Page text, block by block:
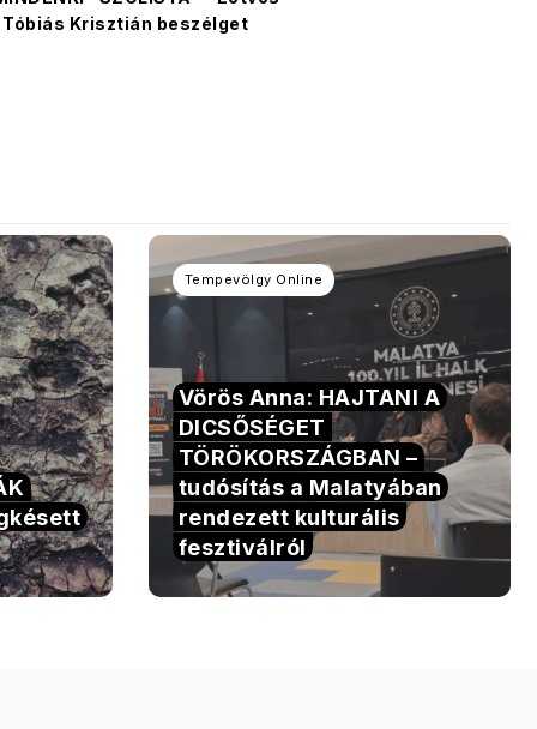
Krisztián beszélget
Tempevölgy Online
Vörös Anna: HAJTANI A
DICSŐSÉGET
TÖRÖKORSZÁGBAN –
tudósítás a Malatyában
rendezett kulturális
fesztiválról